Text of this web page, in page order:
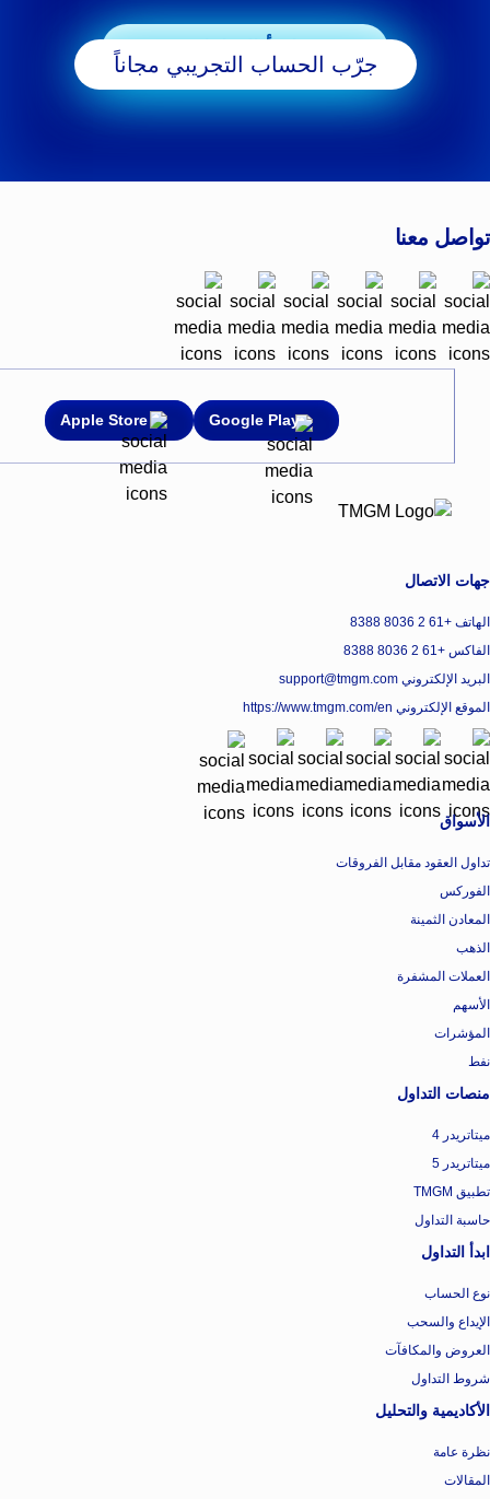
ابدأ التداول
جرّب الحساب التجريبي مجاناً
تواصل معنا
Google Play
Apple Store
جهات الاتصال
الهاتف +61 2 8036 8388
الفاكس +61 2 8036 8388
البريد الإلكتروني support@tmgm.com
الموقع الإلكتروني https://www.tmgm.com/en
الأسواق
تداول العقود مقابل الفروقات
الفوركس
المعادن الثمينة
الذهب
العملات المشفرة
الأسهم
المؤشرات
نفط
منصات التداول
ميتاتريدر 4
ميتاتريدر 5
تطبيق TMGM
حاسبة التداول
ابدأ التداول
نوع الحساب
الإيداع والسحب
العروض والمكافآت
شروط التداول
الأكاديمية والتحليل
نظرة عامة
المقالات